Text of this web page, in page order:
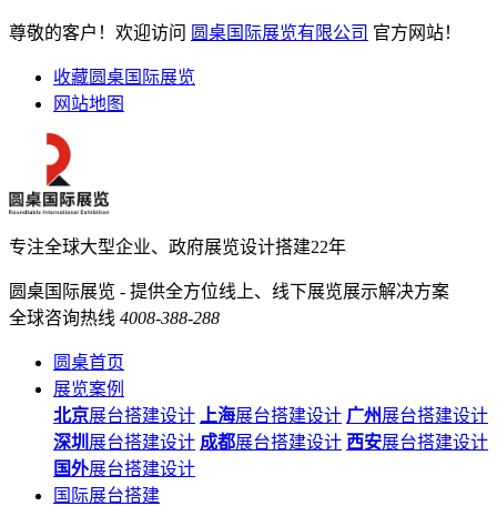
尊敬的客户！欢迎访问 圆桌国际展览有限公司 官方网站！
收藏圆桌国际展览
网站地图
专注全球大型企业、政府展览设计搭建22年
圆桌国际展览 - 提供全方位线上、线下展览展示解决方案
全球咨询热线 4008-388-288
圆桌首页
展览案例
北京展台搭建设计 上海展台搭建设计 广州展台搭建设计
深圳 展台搭建设计 成都展台搭建设计 西安展台搭建设计
国外展台搭建设计
国际展台搭建